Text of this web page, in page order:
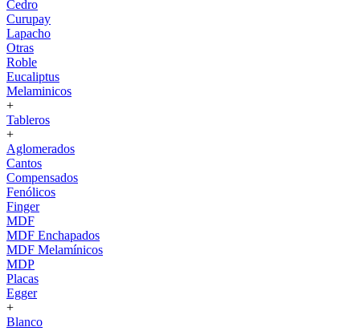
Cedro
Curupay
Lapacho
Otras
Roble
Eucaliptus
Melaminicos
+
Tableros
+
Aglomerados
Cantos
Compensados
Fenólicos
Finger
MDF
MDF Enchapados
MDF Melamínicos
MDP
Placas
Egger
+
Blanco